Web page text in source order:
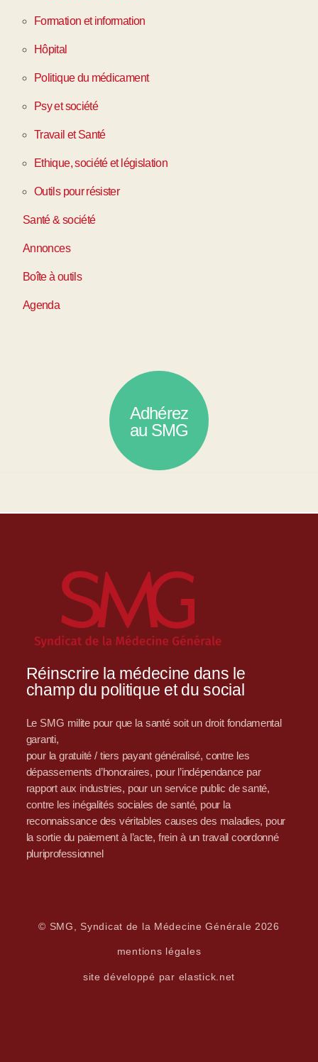
Formation et information
Hôpital
Politique du médicament
Psy et société
Travail et Santé
Ethique, société et législation
Outils pour résister
Santé & société
Annonces
Boîte à outils
Agenda
Adhérez
au SMG
Réinscrire la médecine dans le
champ du politique et du social
Le SMG milite pour que la santé soit un droit fondamental
garanti,
pour la gratuité / tiers payant généralisé, contre les
dépassements d’honoraires, pour l’indépendance par
rapport aux industries, pour un service public de santé,
contre les inégalités sociales de santé, pour la
reconnaissance des véritables causes des maladies, pour
la sortie du paiement à l’acte, frein à un travail coordonné
pluriprofessionnel
© SMG, Syndicat de la Médecine Générale 2026
mentions légales
site développé par elastick.net